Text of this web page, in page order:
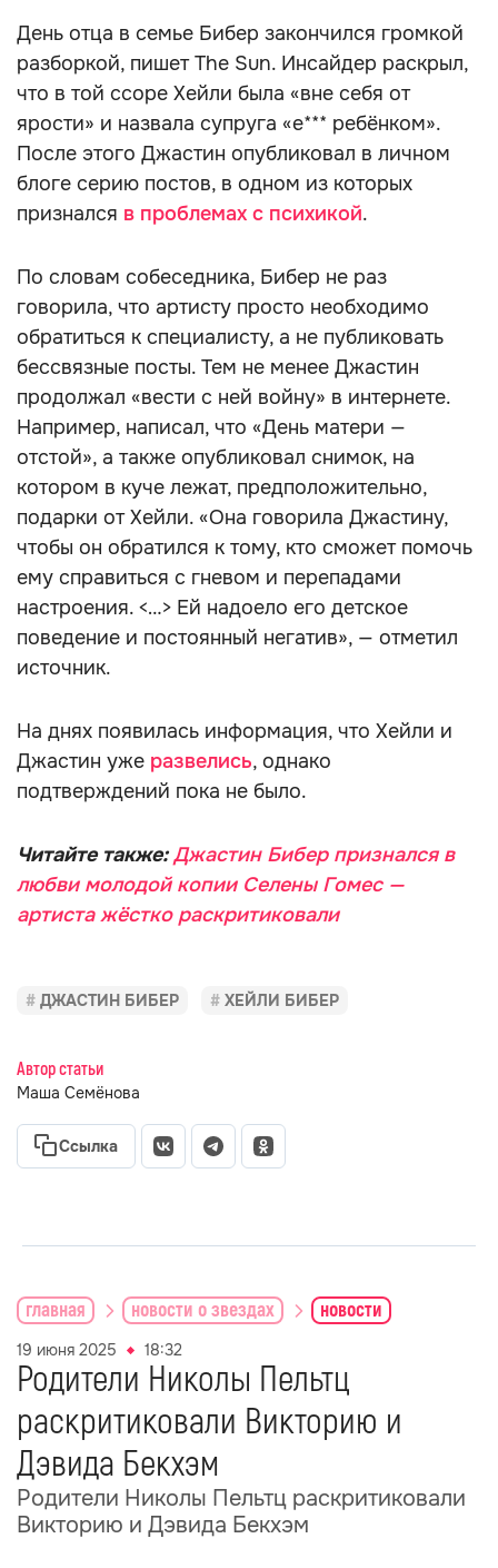
День отца в семье Бибер закончился громкой
разборкой, пишет The Sun. Инсайдер раскрыл,
что в той ссоре Хейли была «вне себя от
ярости» и назвала супруга «е*** ребёнком».
После этого Джастин опубликовал в личном
блоге серию постов, в одном из которых
признался в проблемах с психикой.
По словам собеседника, Бибер не раз
говорила, что артисту просто необходимо
обратиться к специалисту, а не публиковать
бессвязные посты. Тем не менее Джастин
продолжал «вести с ней войну» в интернете.
Например, написал, что «День матери —
отстой», а также опубликовал снимок, на
котором в куче лежат, предположительно,
подарки от Хейли. «Она говорила Джастину,
чтобы он обратился к тому, кто сможет помочь
ему справиться с гневом и перепадами
настроения. <…> Ей надоело его детское
поведение и постоянный негатив», — отметил
источник.
На днях появилась информация, что Хейли и
Джастин уже развелись, однако
подтверждений пока не было.
Читайте также:Джастин Бибер признался в
любви молодой копии Селены Гомес —
артиста жёстко раскритиковали
ДЖАСТИН БИБЕР ХЕЙЛИ БИБЕР
Автор статьи
Маша Семёнова
Ссылка
главная новости о звездах новости
19 июня 2025 18:32
Родители Николы Пельтц
раскритиковали Викторию и
Дэвида Бекхэм
Родители Николы Пельтц раскритиковали
Викторию и Дэвида Бекхэм